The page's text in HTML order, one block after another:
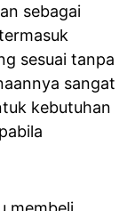
sebagai
sesuai tanpa
sangat
kebutuhan